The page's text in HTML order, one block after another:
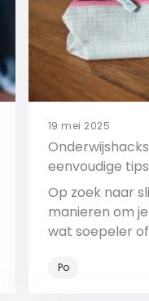
19 mei 2025
eenvoudige tips
Op zoek naar
manieren om
wat soepeler
onderwijshacks!
Po